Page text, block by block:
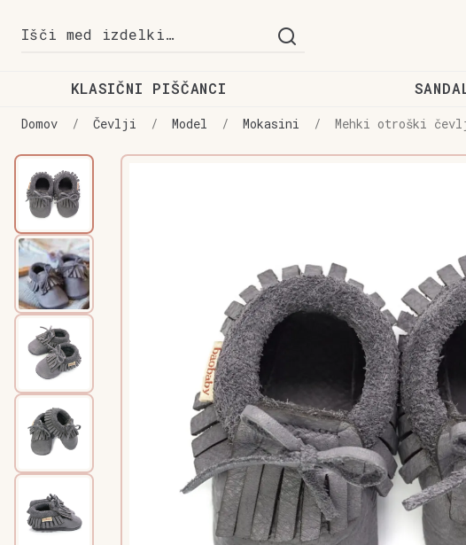
KLASIČNI PIŠČANCI
Išči:
to
to
Domov / Čevlji / Model / Mokasini / Mehki otroški